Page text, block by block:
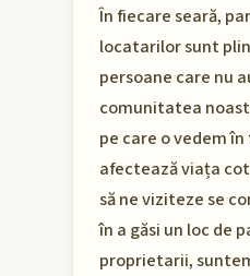
În fiecare seară,
locatarilor sunt
persoane care nu
comunitatea
pe care o vedem
afectează viața
să ne viziteze se
în a găsi un loc de
proprietarii,